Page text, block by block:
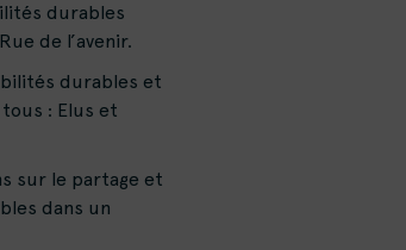
durables
de l’avenir.
durables et
: Elus et
sur le partage et
dans un